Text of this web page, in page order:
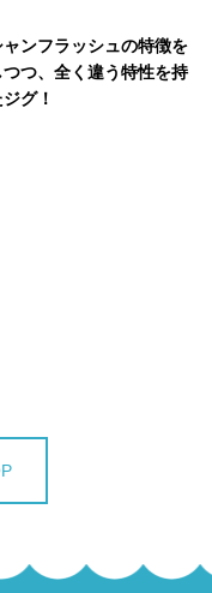
ャンフラッシュの特徴を
つつ、全く違う特性を持
グ！